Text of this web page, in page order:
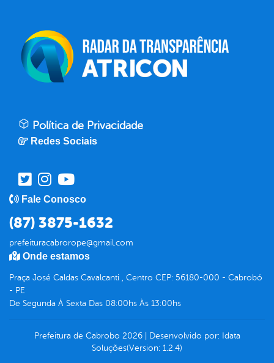
Política de Privacidade
Redes Sociais
Fale Conosco
(87) 3875-1632
prefeituracabrorope@gmail.com
Onde estamos
Praça José Caldas Cavalcanti , Centro CEP: 56180-000 - Cabrobó
- PE
De Segunda À Sexta Das 08:00hs Às 13:00hs
Prefeitura de Cabrobo 2026| Desenvolvido por: Idata
Soluções(Version: 1.2.4)